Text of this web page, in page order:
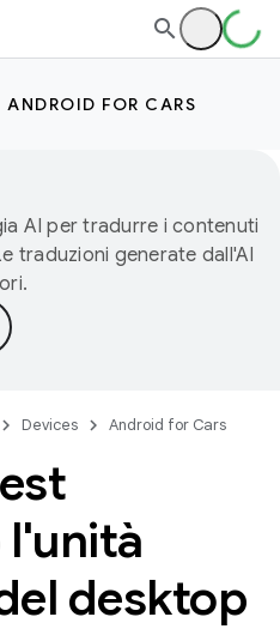
ANDROID FOR CARS
AI per tradurre i contenuti
traduzioni generate dall'AI
Devices Android for Cars
desktop